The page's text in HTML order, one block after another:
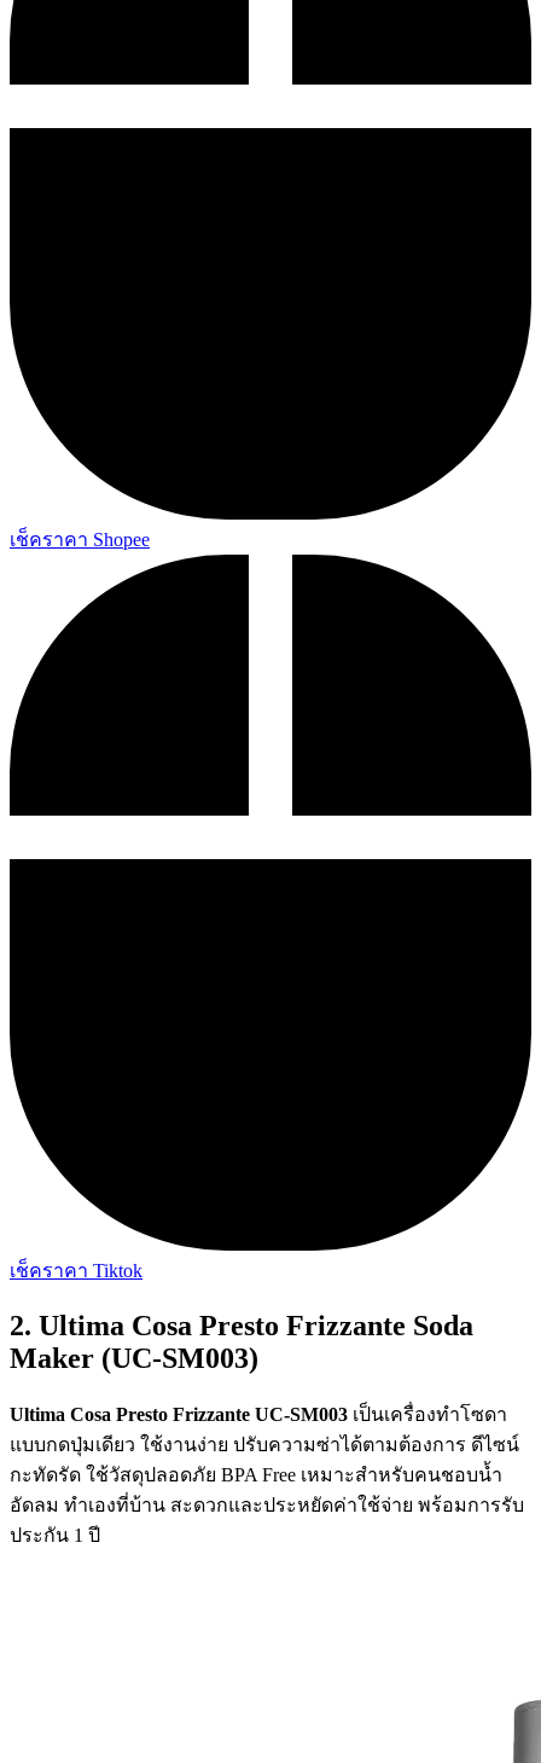
เช็คราคา Shopee
เช็คราคา Tiktok
2. Ultima Cosa Presto Frizzante Soda
Maker (UC-SM003)
Ultima Cosa Presto Frizzante UC-SM003 เป็นเครื่องทำโซดา
แบบกดปุ่มเดียว ใช้งานง่าย ปรับความซ่าได้ตามต้องการ ดีไซน์
กะทัดรัด ใช้วัสดุปลอดภัย BPA Free เหมาะสำหรับคนชอบน้ำ
อัดลม ทำเองที่บ้าน สะดวกและประหยัดค่าใช้จ่าย พร้อมการรับ
ประกัน 1 ปี